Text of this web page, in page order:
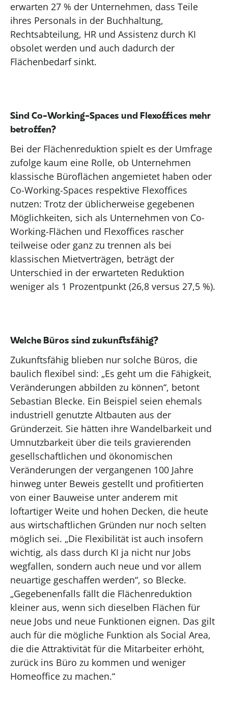
erwarten 27 % der Unternehmen, dass Teile
ihres Personals in der Buchhaltung,
Rechtsabteilung, HR und Assistenz durch KI
obsolet werden und auch dadurch der
Flächenbedarf sinkt.
Sind Co-Working-Spaces und Flexoffices mehr
betroffen?
Bei der Flächenreduktion spielt es der Umfrage
zufolge kaum eine Rolle, ob Unternehmen
klassische Büroflächen angemietet haben oder
Co-Working-Spaces respektive Flexoffices
nutzen: Trotz der üblicherweise gegebenen
Möglichkeiten, sich als Unternehmen von Co-
Working-Flächen und Flexoffices rascher
teilweise oder ganz zu trennen als bei
klassischen Mietverträgen, beträgt der
Unterschied in der erwarteten Reduktion
weniger als 1 Prozentpunkt (26,8 versus 27,5 %).
Welche Büros sind zukunftsfähig?
Zukunftsfähig blieben nur solche Büros, die
baulich flexibel sind: „Es geht um die Fähigkeit,
Veränderungen abbilden zu können“, betont
Sebastian Blecke. Ein Beispiel seien ehemals
industriell genutzte Altbauten aus der
Gründerzeit. Sie hätten ihre Wandelbarkeit und
Umnutzbarkeit über die teils gravierenden
gesellschaftlichen und ökonomischen
Veränderungen der vergangenen 100 Jahre
hinweg unter Beweis gestellt und profitierten
von einer Bauweise unter anderem mit
loftartiger Weite und hohen Decken, die heute
aus wirtschaftlichen Gründen nur noch selten
möglich sei. „Die Flexibilität ist auch insofern
wichtig, als dass durch KI ja nicht nur Jobs
wegfallen, sondern auch neue und vor allem
neuartige geschaffen werden“, so Blecke.
„Gegebenenfalls fällt die Flächenreduktion
kleiner aus, wenn sich dieselben Flächen für
neue Jobs und neue Funktionen eignen. Das gilt
auch für die mögliche Funktion als Social Area,
die die Attraktivität für die Mitarbeiter erhöht,
zurück ins Büro zu kommen und weniger
Homeoffice zu machen.“